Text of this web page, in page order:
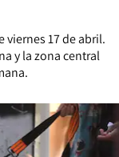
viernes 17 de abril.
y la zona central